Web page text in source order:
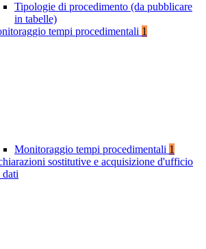
Tipologie di procedimento (da pubblicare
in tabelle)
tempi procedimentali 1
Monitoraggio tempi procedimentali 1
sostitutive e acquisizione d'ufficio
dati